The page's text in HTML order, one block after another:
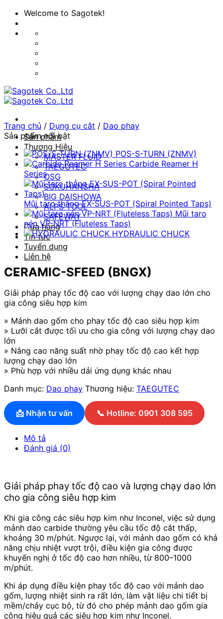
qua
Welcome to Sagotek!
Sản phẩm
Thương Hiệu
MASTER FLUID
TAEGUTEC
OSG
SOKUHANSHA
BIG DAISHOWA
ALPS TOOL
SAFEWAY
Cửa hàng
Tin tức
Tuyển dụng
Liên hệ
Trang chủ / Dụng cụ cắt / Dao phay
Sản phẩm nổi bật
POS-S-TURN (ZNMV)
Carbide Reamer H
Series
Mũi taro thẳng EX-SUS-POT (Spiral Pointed Taps)
Mũi taro
nén VP-NRT (Fluteless Taps)
HYDRAULIC CHUCK
CERAMIC-SFEED (BNGX)
Giải pháp phay tốc độ cao với lượng chạy dao lớn cho
gia công siêu hợp kim
» Mảnh dao gốm cho phay tốc độ cao siêu hợp kim
» Lưỡi cắt được tối ưu cho gia công với lượng chạy dao
lớn
» Nâng cao năng suất nhờ phay tốc độ cao kết hợp
lượng chạy dao lớn
» Phù hợp với nhiều dải ứng dụng khác nhau
Danh mục: Dao phay Thương hiệu: TAEGUTEC
📩 Nhận tư vấn 📞 Hotline: 0901 308 595
Mô tả
Đánh giá (0)
Giải pháp phay tốc độ cao và lượng chạy dao lớn
cho gia công siêu hợp kim
Khi gia công các siêu hợp kim như Inconel, việc sử dụng
mảnh dao carbide thường yêu cầu tốc độ cắt thấp,
khoảng 30 m/phút. Ngược lại, với mảnh dao gốm có khả
năng chịu nhiệt vượt trội, điều kiện gia công được
khuyến nghị ở tốc độ cao hơn nhiều, từ 800–1000
m/phút.
Khi áp dụng điều kiện phay tốc độ cao với mảnh dao
gốm, lượng nhiệt sinh ra rất lớn, làm vật liệu chi tiết bị
mềm/chảy cục bộ, từ đó cho phép mảnh dao gốm gia
công hiệu quả các siêu hợp kim như Inconel.